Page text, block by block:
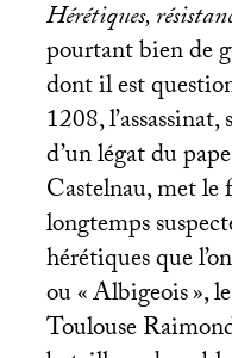
Hérétiques,
pourtant bien de
dont il est
1208,
d’un légat du
Castelnau, met le
longtemps
hérétiques que
ou «Albigeois»,
Toulouse